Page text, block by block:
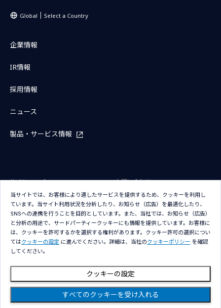
Global Select a Country
企業情報
IR情報
採用情報
ニュース
製品・サービス情報
サイトマップ
お問い合わせ
サイトのご利用条件
プライバシーポリシー
アクセシビリティポリシー
クッキー（Cookie）ポリシー
クッキー（Cookie）プリファレン
ス
Copyright © NTT DATA Group Corporation
当サイトでは、お客様により適したサービスを提供するため、クッキーを利用し
ています。当サイト利用状況を分析したり、お知らせ（広告）を最適化したり、
SNSへの連携を行うことを目的としています。また、当社では、お知らせ（広告）
と分析の用途で、サードパーティークッキーにも情報を提供しています。お客様に
は、クッキーを許可するかを選択する権利があります。クッキー許可の選択につい
てはクッキーの設定 に進んでください。詳細は、当社のクッキーポリシー を確認
してください。
すべてのクッキーを受け入れる
クッキーの設定